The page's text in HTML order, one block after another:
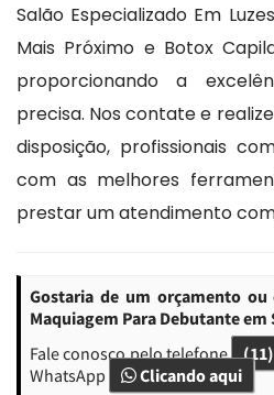
Salão Especializado Em
Mais Próximo e Botox
proporcionando a
precisa. Nos contate e
disposição, profissionais
com as melhores
prestar um atendimento
Gostaria de um orçamento
Maquiagem Para Debutante em
Fale conosco pelo telefone
WhatsApp
Clicando aqui